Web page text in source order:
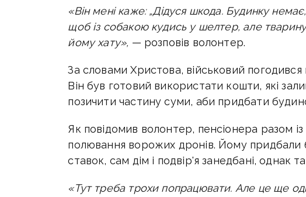
«Він мені каже: „Дідуся шкода. Будинку
щоб із собакою кудись у шелтер, але
йому хату», — розповів волонтер.
За словами Христова, військовий
Він був готовий використати кошти, які
позичити частину суми, аби придбати
Як повідомив волонтер, пенсіонера разом
полювання ворожих дронів. Йому придбали
ставок, сам дім і подвір'я занедбані, однак
«Тут треба трохи попрацювати. Але це ще